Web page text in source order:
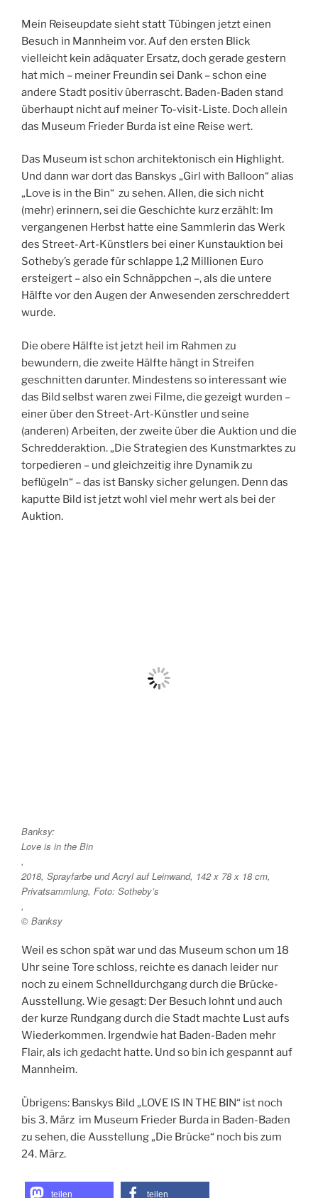
Mein Reiseupdate sieht statt Tübingen jetzt einen
Besuch in Mannheim vor. Auf den ersten Blick
vielleicht kein adäquater Ersatz, doch gerade gestern
hat mich – meiner Freundin sei Dank – schon eine
andere Stadt positiv überrascht. Baden-Baden stand
überhaupt nicht auf meiner To-visit-Liste. Doch allein
das Museum Frieder Burda ist eine Reise wert.
Das Museum ist schon architektonisch ein Highlight.
Und dann war dort das Banskys „Girl with Balloon“ alias
„Love is in the Bin“ zu sehen. Allen, die sich nicht
(mehr) erinnern, sei die Geschichte kurz erzählt: Im
vergangenen Herbst hatte eine Sammlerin das Werk
des Street-Art-Künstlers bei einer Kunstauktion bei
Sotheby’s gerade für schlappe 1,2 Millionen Euro
ersteigert – also ein Schnäppchen –, als die untere
Hälfte vor den Augen der Anwesenden zerschreddert
wurde.
Die obere Hälfte ist jetzt heil im Rahmen zu
bewundern, die zweite Hälfte hängt in Streifen
geschnitten darunter. Mindestens so interessant wie
das Bild selbst waren zwei Filme, die gezeigt wurden –
einer über den Street-Art-Künstler und seine
(anderen) Arbeiten, der zweite über die Auktion und die
Schredderaktion. „Die Strategien des Kunstmarktes zu
torpedieren – und gleichzeitig ihre Dynamik zu
beflügeln“ – das ist Bansky sicher gelungen. Denn das
kaputte Bild ist jetzt wohl viel mehr wert als bei der
Auktion.
Banksy:
Love is in the Bin
,
2018, Sprayfarbe und Acryl auf Leinwand, 142 x 78 x 18 cm,
Privatsammlung, Foto: Sotheby’s
,
© Banksy
Weil es schon spät war und das Museum schon um 18
Uhr seine Tore schloss, reichte es danach leider nur
noch zu einem Schnelldurchgang durch die Brücke-
Ausstellung. Wie gesagt: Der Besuch lohnt und auch
der kurze Rundgang durch die Stadt machte Lust aufs
Wiederkommen. Irgendwie hat Baden-Baden mehr
Flair, als ich gedacht hatte. Und so bin ich gespannt auf
Mannheim.
Übrigens: Banskys Bild „LOVE IS IN THE BIN“ ist noch
bis 3. März im Museum Frieder Burda in Baden-Baden
zu sehen, die Ausstellung „Die Brücke“ noch bis zum
24. März.
teilen teilen